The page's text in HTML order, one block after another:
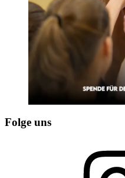
Folge uns